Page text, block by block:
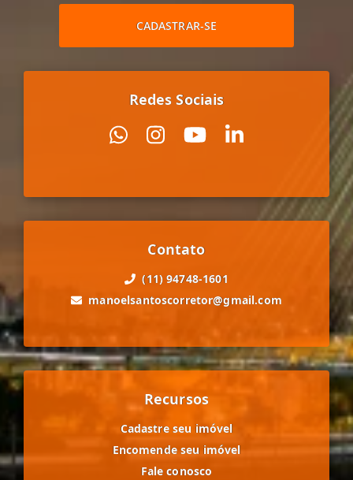
CADASTRAR-SE
Redes Sociais
Contato
(11) 94748-1601
manoelsantoscorretor@gmail.com
Recursos
Cadastre seu imóvel
Encomende seu imóvel
Fale conosco